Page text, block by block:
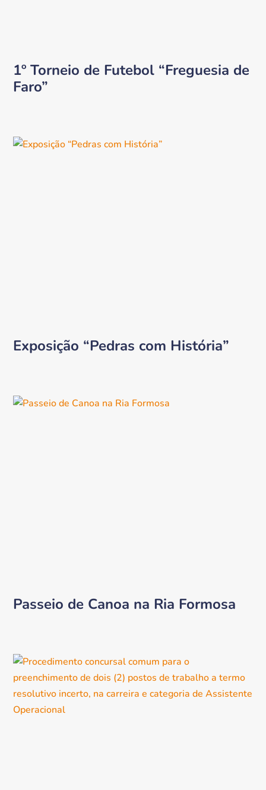
1º Torneio de Futebol “Freguesia de
Faro”
Exposição “Pedras com História”
Passeio de Canoa na Ria Formosa